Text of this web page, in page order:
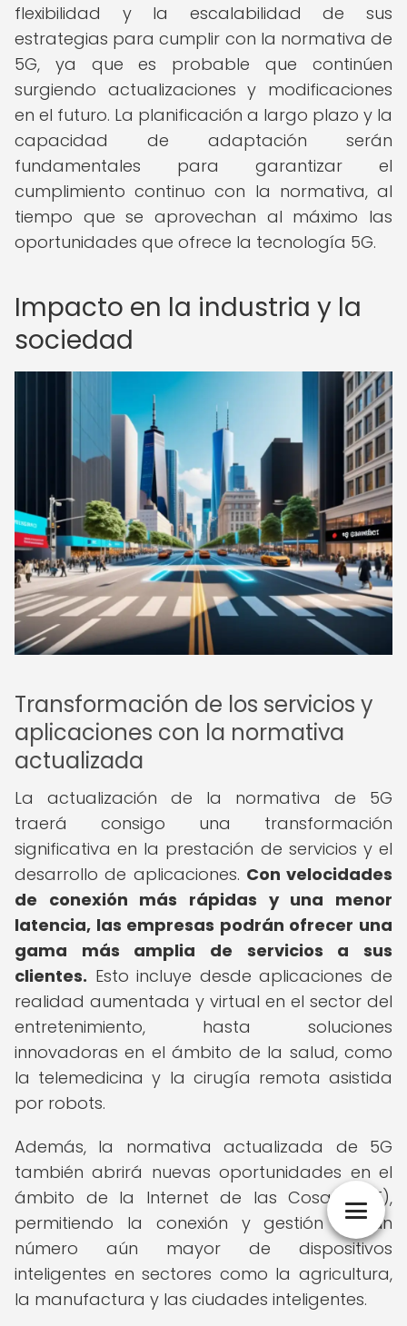
flexibilidad y la escalabilidad de sus
estrategias para cumplir con la normativa de
5G, ya que es probable que continúen
surgiendo actualizaciones y modificaciones
en el futuro. La planificación a largo plazo y la
capacidad de adaptación serán
fundamentales para garantizar el
cumplimiento continuo con la normativa, al
tiempo que se aprovechan al máximo las
oportunidades que ofrece la tecnología 5G.
Impacto en la industria y la
sociedad
Transformación de los servicios y
aplicaciones con la normativa
actualizada
La actualización de la normativa de 5G
traerá consigo una transformación
significativa en la prestación de servicios y el
desarrollo de aplicaciones. Con velocidades
de conexión más rápidas y una menor
latencia, las empresas podrán ofrecer una
gama más amplia de servicios a sus
clientes. Esto incluye desde aplicaciones de
realidad aumentada y virtual en el sector del
entretenimiento, hasta soluciones
innovadoras en el ámbito de la salud, como
la telemedicina y la cirugía remota asistida
por robots.
Además, la normativa actualizada de 5G
también abrirá nuevas oportunidades en el
ámbito de la Internet de las Cosas (IoT),
permitiendo la conexión y gestión de un
número aún mayor de dispositivos
inteligentes en sectores como la agricultura,
la manufactura y las ciudades inteligentes.